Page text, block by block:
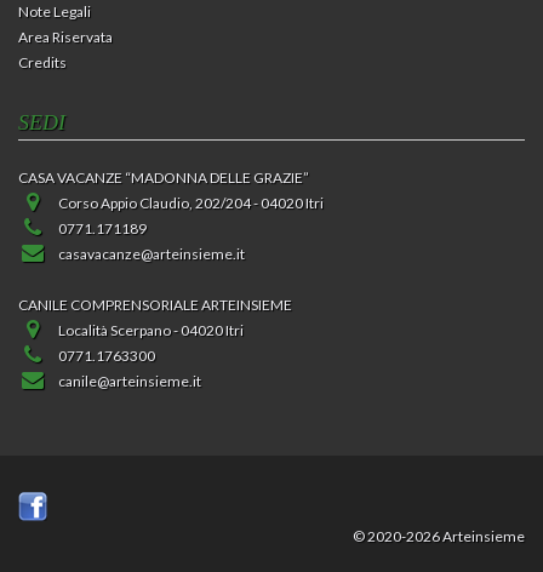
Note Legali
Area Riservata
Credits
SEDI
CASA VACANZE “MADONNA DELLE GRAZIE”
Corso Appio Claudio, 202/204 - 04020 Itri
0771.171189
casavacanze@arteinsieme.it
CANILE COMPRENSORIALE ARTEINSIEME
Località Scerpano - 04020 Itri
0771.1763300
canile@arteinsieme.it
© 2020-2026 Arteinsieme